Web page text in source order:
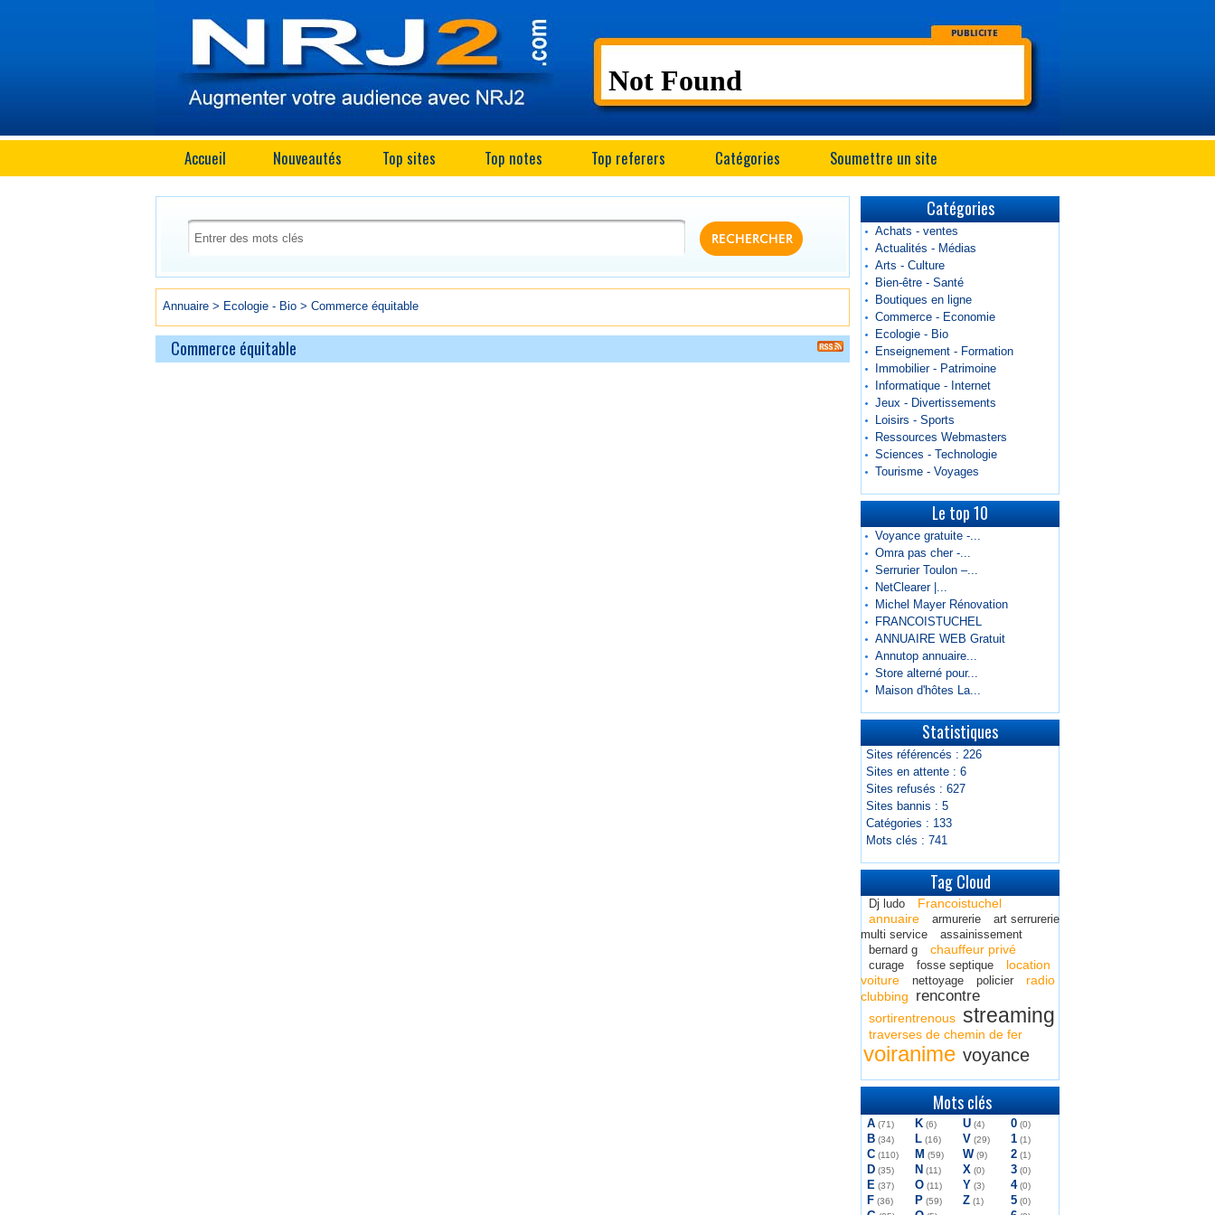
Accueil Nouveautés Top sites Top notes Top referers Catégories Soumettre un site
Catégories
Achats - ventes
Actualités - Médias
Arts - Culture
Bien-être - Santé
Boutiques en ligne
Commerce - Economie
Ecologie - Bio
Enseignement - Formation
Immobilier - Patrimoine
Informatique - Internet
Jeux - Divertissements
Loisirs - Sports
Ressources Webmasters
Sciences - Technologie
Tourisme - Voyages
Le top 10
Voyance gratuite -...
Omra pas cher -...
Serrurier Toulon –...
NetClearer |...
Michel Mayer Rénovation
FRANCOISTUCHEL
ANNUAIRE WEB Gratuit
Annutop annuaire...
Store alterné pour...
Maison d'hôtes La...
Statistiques
Sites référencés : 226
Sites en attente : 6
Sites refusés : 627
Sites bannis : 5
Catégories : 133
Mots clés : 741
Tag Cloud
Dj ludo
Francoistuchel
annuaire
armurerie
art serrurerie
multi service
assainissement
bernard g
chauffeur privé
curage fosse septique
location
voiture
nettoyage policier
radio
clubbing
rencontre
sortirentrenous streaming
traverses de chemin de fer
voiranime voyance
Mots clés
A (71)
B (34)
C (110)
D (35)
E (37)
F (36)
K (6)
L (16)
M (59)
N (11)
O (11)
P (59)
U (4)
V (29)
W (9)
X (0)
Y (3)
Z (1)
0 (0)
1 (1)
2 (1)
3 (0)
4(0)
5 (0)
Annuaire > Ecologie - Bio > Commerce équitable
Commerce équitable